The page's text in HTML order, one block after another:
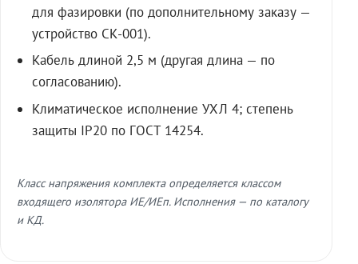
для фазировки (по дополнительному заказу —
устройство СК-001).
Кабель длиной 2,5 м (другая длина — по
согласованию).
Климатическое исполнение УХЛ 4; степень
защиты IP20 по ГОСТ 14254.
Класс напряжения комплекта определяется классом
входящего изолятора ИЕ/ИЕп. Исполнения — по каталогу
и КД.